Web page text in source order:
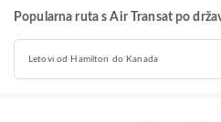
Popularna ruta s Air Transat po
Letovi od Hamilton do Kanada